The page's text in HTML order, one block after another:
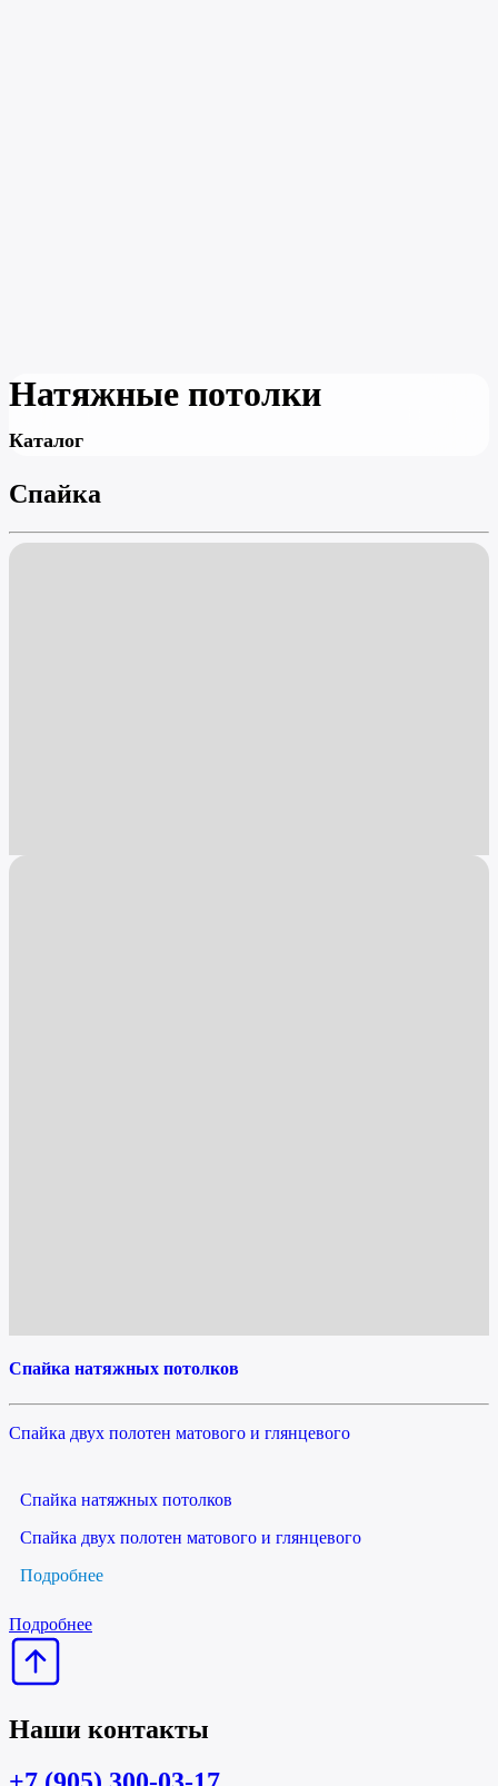
Натяжные потолки
Каталог
Спайка
Спайка натяжных потолков
Спайка двух полотен матового и глянцевого
Спайка натяжных потолков
Спайка двух полотен матового и глянцевого
Подробнее
Подробнее
Наши контакты